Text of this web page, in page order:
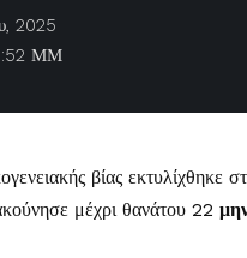
ΜΜ
2025
βίας εκτυλίχθηκε
μέχρι θανάτου 22